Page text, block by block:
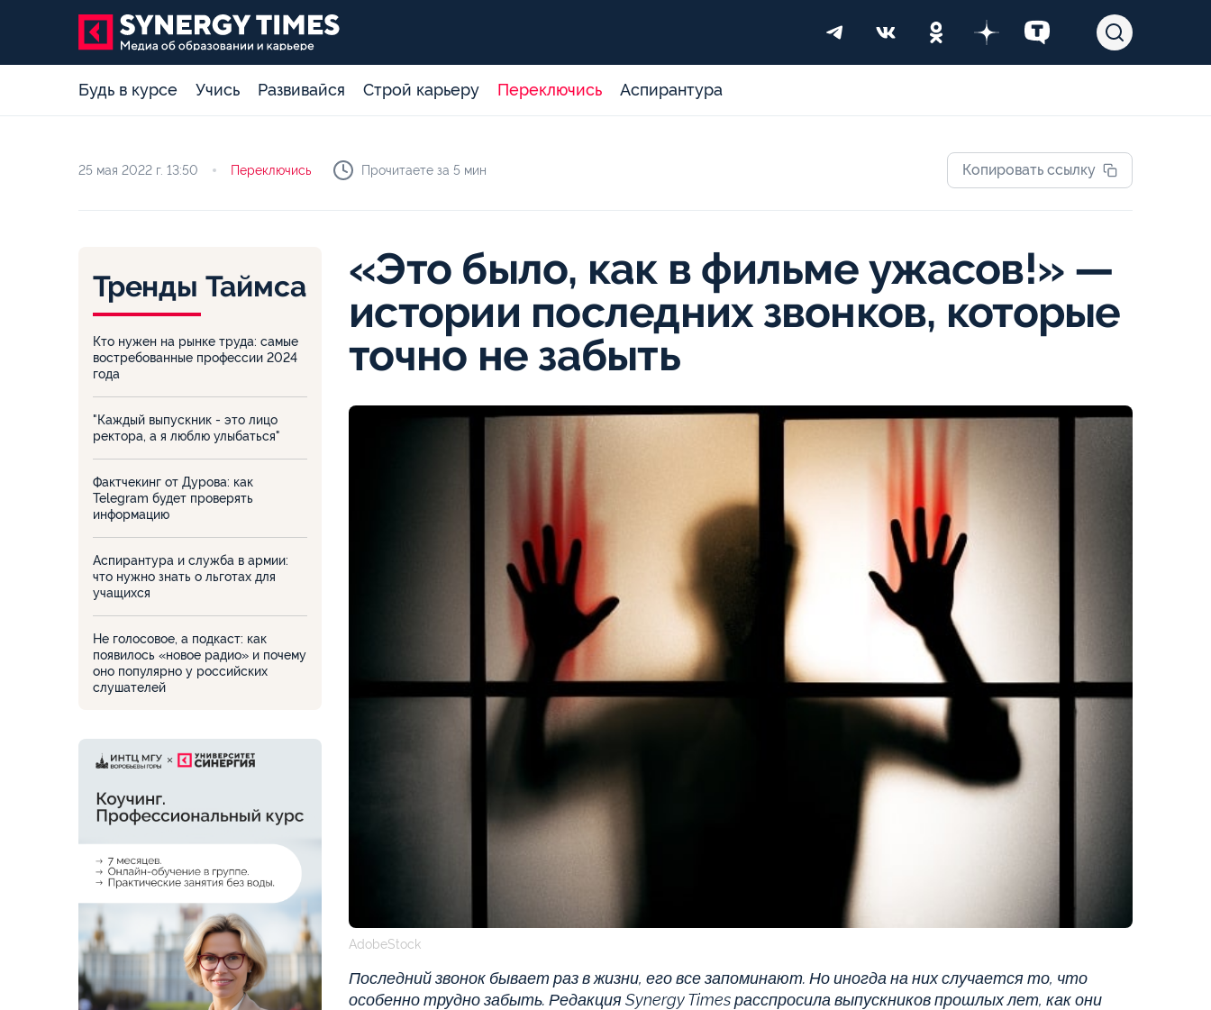
Будь в курсе Учись Развивайся Строй карьеру Переключись Аспирантура
25 мая 2022 г. 13:50 Переключись Прочитаете за 5 мин Копировать ссылку
Тренды Таймса
Кто нужен на рынке труда: самые
востребованные профессии 2024
года
"Каждый выпускник - это лицо
ректора, а я люблю улыбаться"
Фактчекинг от Дурова: как
Telegram будет проверять
информацию
Аспирантура и служба в армии:
что нужно знать о льготах для
учащихся
Не голосовое, а подкаст: как
появилось «новое радио» и почему
оно популярно у российских
слушателей
«Это было, как в фильме ужасов!» —
истории последних звонков, которые
точно не забыть
AdobeStock
Последний звонок бывает раз в жизни, его все запоминают. Но иногда на них случается то, что
особенно трудно забыть. Редакция Synergy Times расспросила выпускников прошлых лет, как они